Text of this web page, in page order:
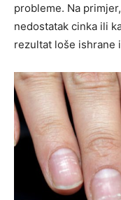
probleme. Na
nedostatak cinka ili
rezultat loše ishrane